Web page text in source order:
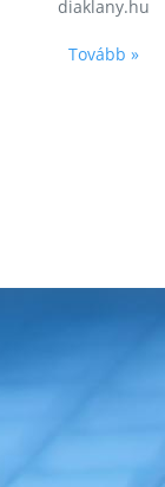
diaklany.hu
Tovább »